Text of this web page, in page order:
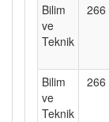
Bilim
ve
Teknik
266
Bilim
ve
Teknik
266